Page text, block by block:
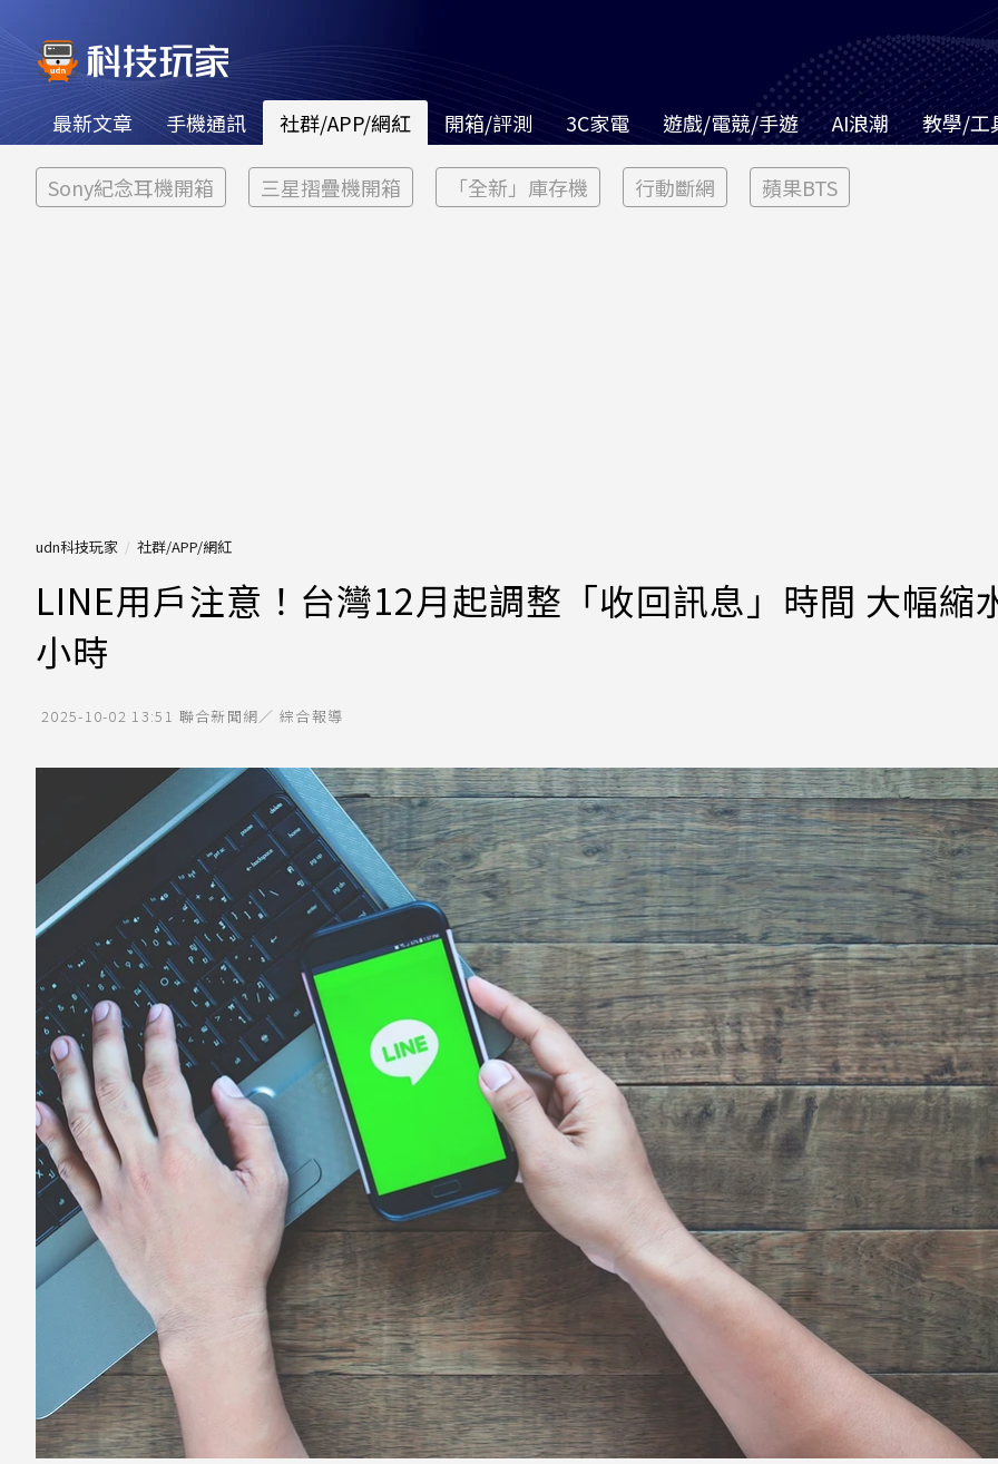
最新文章 手機通訊 社群/APP/網紅 開箱/評測 3C家電 遊戲/電競/手遊 AI浪潮 教學/工
Sony紀念耳機開箱 三星摺疊機開箱 「全新」庫存機 行動斷網 蘋果BTS
udn科技玩家 社群/APP/網紅
LINE用戶注意！台灣12月起調整「收回訊息」時間 大幅縮
小時
2025-10-02 13:51 聯合新聞網／ 綜合報導